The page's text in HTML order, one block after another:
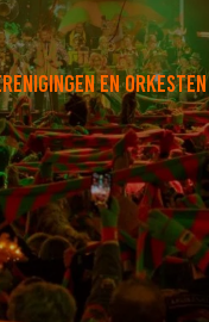
en orkesten